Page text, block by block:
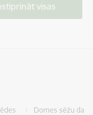
visas
Domes sēžu